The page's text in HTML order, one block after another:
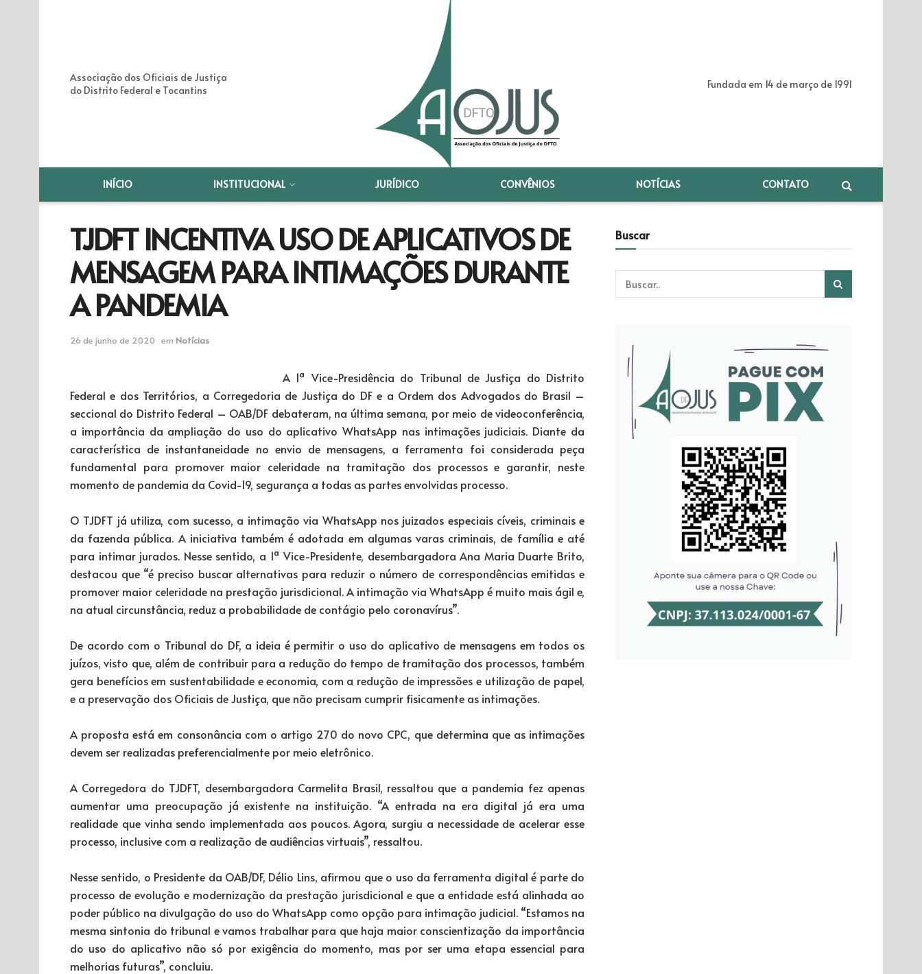
Associação dos Oficiais de Justiça
do Distrito Federal e Tocantins
Fundada em 14 de março de 1991
INÍCIO INSTITUCIONAL JURÍDICO CONVÊNIOS NOTÍCIAS CONTATO
TJDFT INCENTIVA USO DE APLICATIVOS DE
MENSAGEM PARA INTIMAÇÕES DURANTE
A PANDEMIA
26 de junho de 2020 em Notícias
A 1ª Vice-Presidência do Tribunal de Justiça do Distrito
Federal e dos Territórios, a Corregedoria de Justiça do DF e a Ordem dos Advogados do Brasil –
seccional do Distrito Federal – OAB/DF debateram, na última semana, por meio de videoconferência,
a importância da ampliação do uso do aplicativo WhatsApp nas intimações judiciais. Diante da
característica de instantaneidade no envio de mensagens, a ferramenta foi considerada peça
fundamental para promover maior celeridade na tramitação dos processos e garantir, neste
momento de pandemia da Covid-19, segurança a todas as partes envolvidas processo.
O TJDFT já utiliza, com sucesso, a intimação via WhatsApp nos juizados especiais cíveis, criminais e
da fazenda pública. A iniciativa também é adotada em algumas varas criminais, de família e até
para intimar jurados. Nesse sentido, a 1ª Vice-Presidente, desembargadora Ana Maria Duarte Brito,
destacou que “é preciso buscar alternativas para reduzir o número de correspondências emitidas e
promover maior celeridade na prestação jurisdicional. A intimação via WhatsApp é muito mais ágil e,
na atual circunstância, reduz a probabilidade de contágio pelo coronavírus”.
De acordo com o Tribunal do DF, a ideia é permitir o uso do aplicativo de mensagens em todos os
juízos, visto que, além de contribuir para a redução do tempo de tramitação dos processos, também
gera benefícios em sustentabilidade e economia, com a redução de impressões e utilização de papel,
e a preservação dos Oficiais de Justiça, que não precisam cumprir fisicamente as intimações.
A proposta está em consonância com o artigo 270 do novo CPC, que determina que as intimações
devem ser realizadas preferencialmente por meio eletrônico.
A Corregedora do TJDFT, desembargadora Carmelita Brasil, ressaltou que a pandemia fez apenas
aumentar uma preocupação já existente na instituição. “A entrada na era digital já era uma
realidade que vinha sendo implementada aos poucos. Agora, surgiu a necessidade de acelerar esse
processo, inclusive com a realização de audiências virtuais”, ressaltou.
Nesse sentido, o Presidente da OAB/DF, Délio Lins, afirmou que o uso da ferramenta digital é parte do
processo de evolução e modernização da prestação jurisdicional e que a entidade está alinhada ao
poder público na divulgação do uso do WhatsApp como opção para intimação judicial. “Estamos na
mesma sintonia do tribunal e vamos trabalhar para que haja maior conscientização da importância
do uso do aplicativo não só por exigência do momento, mas por ser uma etapa essencial para
melhorias futuras”, concluiu.
Buscar